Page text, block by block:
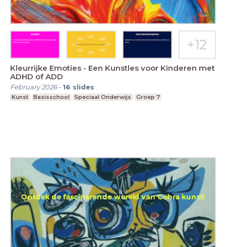
Kleurrijke Emoties - Een Kunstles voor Kinderen met
ADHD of ADD
February 2026- 16 slides
Kunst Basisschool Speciaal Onderwijs Groep 7